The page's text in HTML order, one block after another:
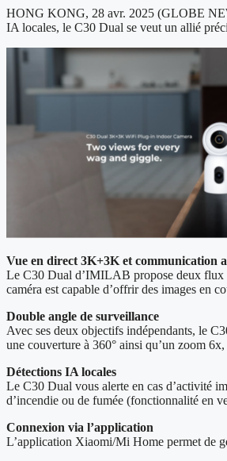
HONG KONG, 28 avr. 2025 (GLOBE
IA locales, le C30 Dual se veut un allié
Vue en direct 3K+3K et communication
Le C30 Dual d’IMILAB propose deux flux
caméra est capable d’offrir des images en
Double angle de surveillance
Avec ses deux objectifs indépendants, le
une couverture à 360° ainsi qu’un zoom
Détections IA locales
Le C30 Dual vous alerte en cas d’activité
d’incendie ou de fumée (fonctionnalité en
Connexion via l’application
L’application Xiaomi/Mi Home permet de